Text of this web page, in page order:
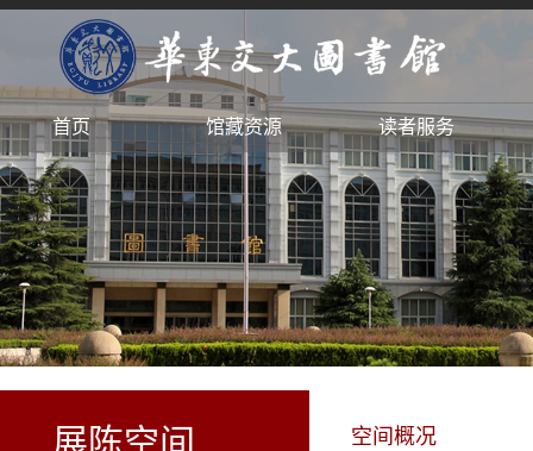
首页 馆藏资源 读者服务
展陈空间 空间概况